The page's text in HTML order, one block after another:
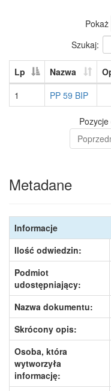
Pokaż
Szukaj:
Lp Nazwa
1
PP 59 BIP
Metadane
Informacje
Ilość odwiedzin:
Podmiot
udostępniający:
Nazwa dokumentu:
Skrócony opis:
Osoba, która
wytworzyła
informację: